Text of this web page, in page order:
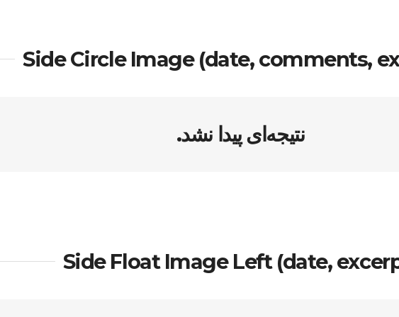
Side Circle Image (date, comments,
نتیجه‌ای پیدا نشد.
Side Float Image Left (date,